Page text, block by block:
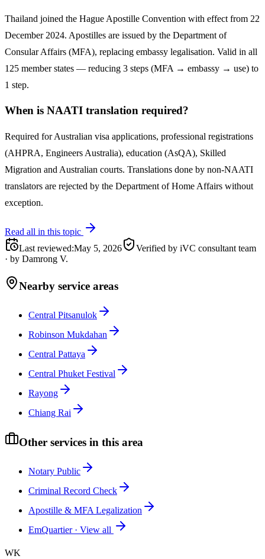
Thailand joined the Hague Apostille Convention with effect from 22
December 2024. Apostilles are issued by the Department of
Consular Affairs (MFA), replacing embassy legalisation. Valid in all
125 member states — reducing 3 steps (MFA → embassy → use) to
1 step.
When is NAATI translation required?
Required for Australian visa applications, professional registrations
(AHPRA, Engineers Australia), education (AsQA), Skilled
Migration and Australian courts. Translations done by non-NAATI
translators are rejected by the Department of Home Affairs without
exception.
Read all in this topic
Last reviewed:May 5, 2026
Verified by iVC consultant team
· by Damrong V.
Nearby service areas
Central Pitsanulok
Robinson Mukdahan
Central Pattaya
Central Phuket Festival
Rayong
Chiang Rai
Other services in this area
Notary Public
Criminal Record Check
Apostille & MFA Legalization
EmQuartier· View all
WK